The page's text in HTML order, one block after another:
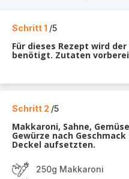
Schritt 1 /5
Für dieses Rezept wird der
benötigt. Zutaten
Schritt 2 /5
Makkaroni, Sahne,
Gewürze nach
Deckel aufsetzten.
250g Makkaroni